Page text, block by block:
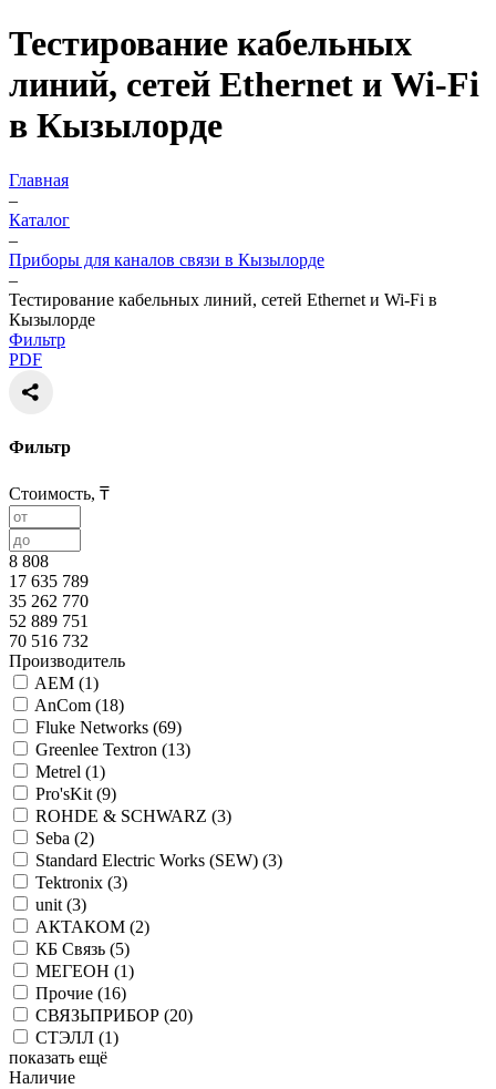
Тестирование кабельных
линий, сетей Ethernet и Wi-Fi
в Кызылорде
Главная
–
Каталог
–
Приборы для каналов связи в Кызылорде
–
Тестирование кабельных линий, сетей Ethernet и Wi-Fi в
Кызылорде
Фильтр
PDF
Фильтр
Стоимость, ₸
8 808
17 635 789
35 262 770
52 889 751
70 516 732
Производитель
AEM (1)
AnСom (18)
Fluke Networks (69)
Greenlee Textron (13)
Metrel (1)
Pro'sKit (9)
ROHDE & SCHWARZ (3)
Seba (2)
Standard Electric Works (SEW) (3)
Tektronix (3)
unit (3)
АКТАКОМ (2)
КБ Связь (5)
МЕГЕОН (1)
Прочие (16)
СВЯЗЬПРИБОР (20)
СТЭЛЛ (1)
показать ещё
Наличие